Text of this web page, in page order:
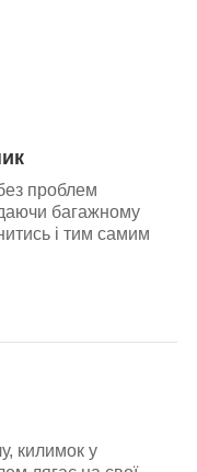
проблем
багажному
і тим самим
килимок у